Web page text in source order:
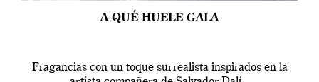
A QUÉ HUELE GALA
Fragancias con un toque surrealista inspirados en la